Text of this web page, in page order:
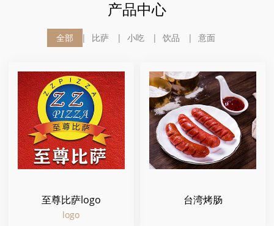
产品中心
全部 比萨 小吃 饮品 意面
至尊比萨logo
logo
台湾烤肠